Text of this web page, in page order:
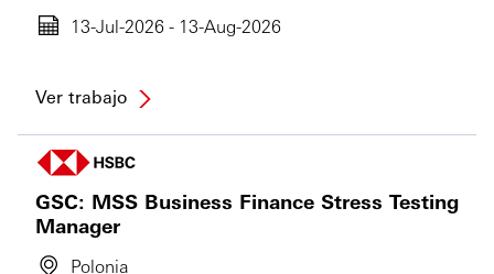
13-Jul-2026 - 13-Aug-2026
Ver trabajo
GSC: MSS Business Finance Stress Testing
Manager
Polonia